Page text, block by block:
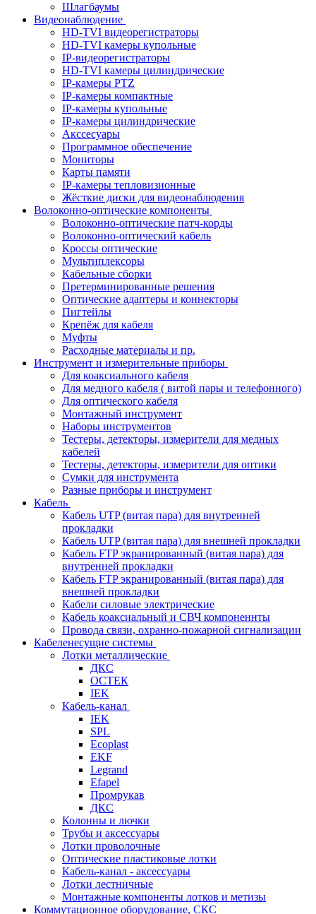
Шлагбаумы
Видеонаблюдение
HD-TVI видеорегистраторы
HD-TVI камеры купольные
IP-видеорегистраторы
HD-TVI камеры цилиндрические
IP-камеры PTZ
IP-камеры компактные
IP-камеры купольные
IP-камеры цилиндрические
Акссесуары
Программное обеспечение
Мониторы
Карты памяти
IP-камеры тепловизионные
Жёсткие диски для видеонаблюдения
Волоконно-оптические компоненты
Волоконно-оптические патч-корды
Волоконно-оптический кабель
Кроссы оптические
Мультиплексоры
Кабельные сборки
Претерминированные решения
Оптические адаптеры и коннекторы
Пигтейлы
Крепёж для кабеля
Муфты
Расходные материалы и пр.
Инструмент и измерительные приборы
Для коаксиального кабеля
Для медного кабеля ( витой пары и телефонного)
Для оптического кабеля
Монтажный инструмент
Наборы инструментов
Тестеры, детекторы, измерители для медных
кабелей
Тестеры, детекторы, измерители для оптики
Сумки для инструмента
Разные приборы и инструмент
Кабель
Кабель UTP (витая пара) для внутренней
прокладки
Кабель UTP (витая пара) для внешней прокладки
Кабель FTP экранированный (витая пара) для
внутренней прокладки
Кабель FTP экранированный (витая пара) для
внешней прокладки
Кабели силовые электрические
Кабель коаксиальный и СВЧ компоненнты
Провода связи, охранно-пожарной сигнализации
Кабеленесущие системы
Лотки металлические
ДКС
ОСТЕК
IEK
Кабель-канал
IEK
SPL
Ecoplast
EKF
Legrand
Efapel
Промрукав
ДКС
Колонны и лючки
Трубы и аксессуары
Лотки проволочные
Оптические пластиковые лотки
Кабель-канал - аксессуары
Лотки лестничные
Монтажные компоненты лотков и метизы
Коммутационное оборудование, СКС